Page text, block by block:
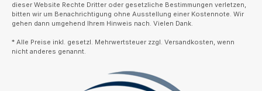
dieser Website Rechte Dritter oder gesetzliche Bestimmungen verletzen,
bitten wir um Benachrichtigung ohne Ausstellung einer Kostennote. Wir
gehen dann umgehend Ihrem Hinweis nach. Vielen Dank.
* Alle Preise inkl. gesetzl. Mehrwertsteuer zzgl. Versandkosten, wenn
nicht anderes genannt.